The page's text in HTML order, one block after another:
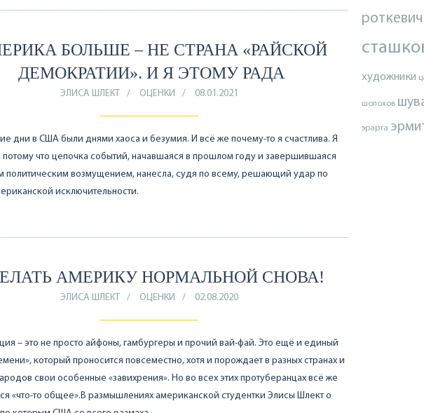
БОЛЬШЕ – НЕ СТРАНА «РАЙСКОЙ
ДЕМОКРАТИИ». И Я ЭТОМУ РАДА
ЭЛИСА ШЛЕКТ ОЦЕНКИ 08.01.2021
дни в США были днями хаоса и безумия. И всё же почему-то я счастлива. Я
потому что цепочка событий, начавшаяся в прошлом году и завершившаяся
политическим возмущением, нанесла, судя по всему, решающий удар по
исключительности.
АМЕРИКУ НОРМАЛЬНОЙ СНОВА!
ЭЛИСА ШЛЕКТ ОЦЕНКИ 02.08.2020
– это не просто айфоны, гамбургеры и прочий вай-фай. Это ещё и единый
который проносится повсеместно, хотя и порождает в разных странах и
свои особенные «завихрения». Но во всех этих протуберанцах всё же
«что-то общее».В размышлениях американской студентки Элисы Шлект о
роткевич
художники
шолохов
эрарта